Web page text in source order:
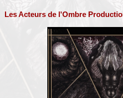
Les Acteurs de l'Ombre